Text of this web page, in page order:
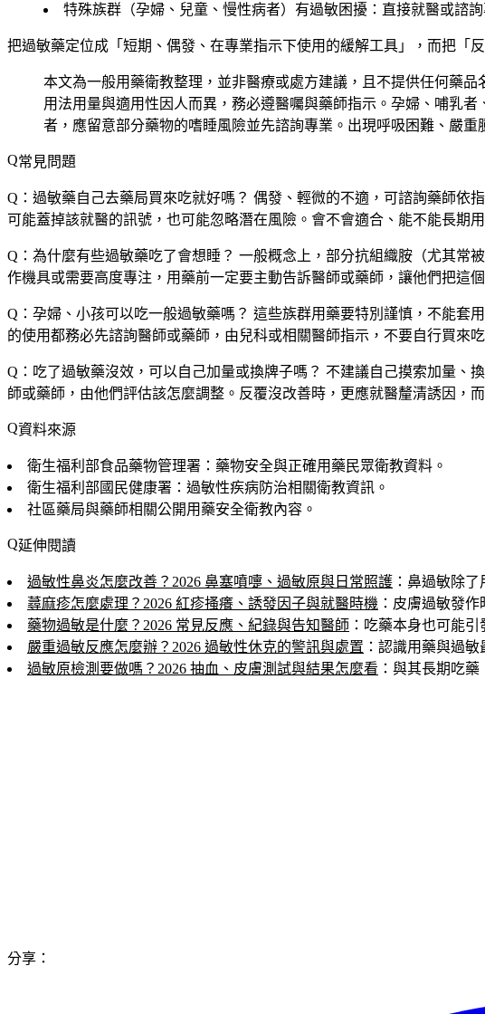
特殊族群（孕婦、兒童、慢性病者）有過敏困擾 ：直接就醫或諮
把過敏藥定位成「短期、偶發、在專業指示下使用的緩解工具」，而把「
本文為一般用藥衛教整理，並非醫療或處方建議，且不提供任何藥
用法用量與適用性因人而異，務必遵醫囑與藥師指示。孕婦、哺乳
者，應留意部分藥物的嗜睡風險並先諮詢專業。出現呼吸困難、嚴
常見問題
Q：過敏藥自己去藥局買來吃就好嗎？ 偶發、輕微的不適，可諮詢藥師依
可能蓋掉該就醫的訊號，也可能忽略潛在風險。會不會適合、能不能長期
Q：為什麼有些過敏藥吃了會想睡？ 一般概念上，部分抗組織胺（尤其常
作機具或需要高度專注，用藥前一定要主動告訴醫師或藥師，讓他們把這
Q：孕婦、小孩可以吃一般過敏藥嗎？ 這些族群用藥要特別謹慎，不能套
的使用都務必先諮詢醫師或藥師，由兒科或相關醫師指示，不要自行買來吃
Q：吃了過敏藥沒效，可以自己加量或換牌子嗎？ 不建議自己摸索加量、
師或藥師，由他們評估該怎麼調整。反覆沒改善時，更應就醫釐清誘因，
資料來源
衛生福利部食品藥物管理署：藥物安全與正確用藥民眾衛教資料。
衛生福利部國民健康署：過敏性疾病防治相關衛教資訊。
社區藥局與藥師相關公開用藥安全衛教內容。
延伸閱讀
過敏性鼻炎怎麼改善？2026 鼻塞噴嚏、過敏原與日常照護 ：鼻過敏除
蕁麻疹怎麼處理？2026 紅疹搔癢、誘發因子與就醫時機 ：皮膚過敏發
藥物過敏是什麼？2026 常見反應、紀錄與告知醫師 ：吃藥本身也可能
嚴重過敏反應怎麼辦？2026 過敏性休克的警訊與處置 ：認識用藥與過
過敏原檢測要做嗎？2026 抽血、皮膚測試與結果怎麼看 ：與其長期吃
分享：